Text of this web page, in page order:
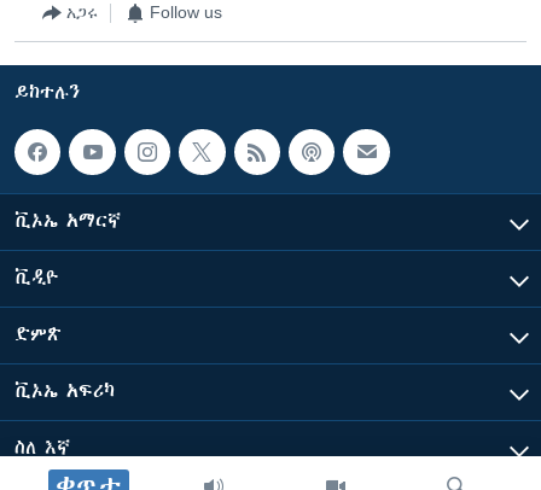
አጋሩ Follow us
ይከተሉን
ቪኦኤ አማርኛ
ቪዲዮ
ድምጽ
ቪኦኤ አፍሪካ
ስለ እኛ